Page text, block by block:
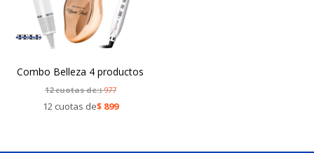
Combo Belleza 4 productos
12 cuotas de:$977
12 cuotas de$ 899